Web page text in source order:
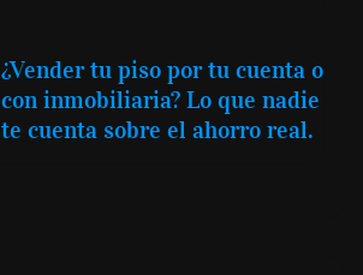
¿Vender tu piso por tu cuenta o
con inmobiliaria? Lo que nadie
te cuenta sobre el ahorro real.